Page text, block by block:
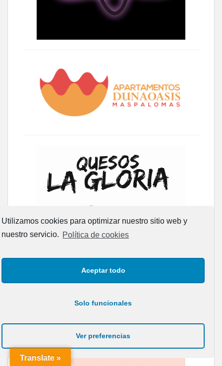
Utilizamos cookies para optimizar nuestro sitio web y
nuestro servicio. Política de cookies
Aceptar todo
Solo funcionales
Ver preferencias
Translate »